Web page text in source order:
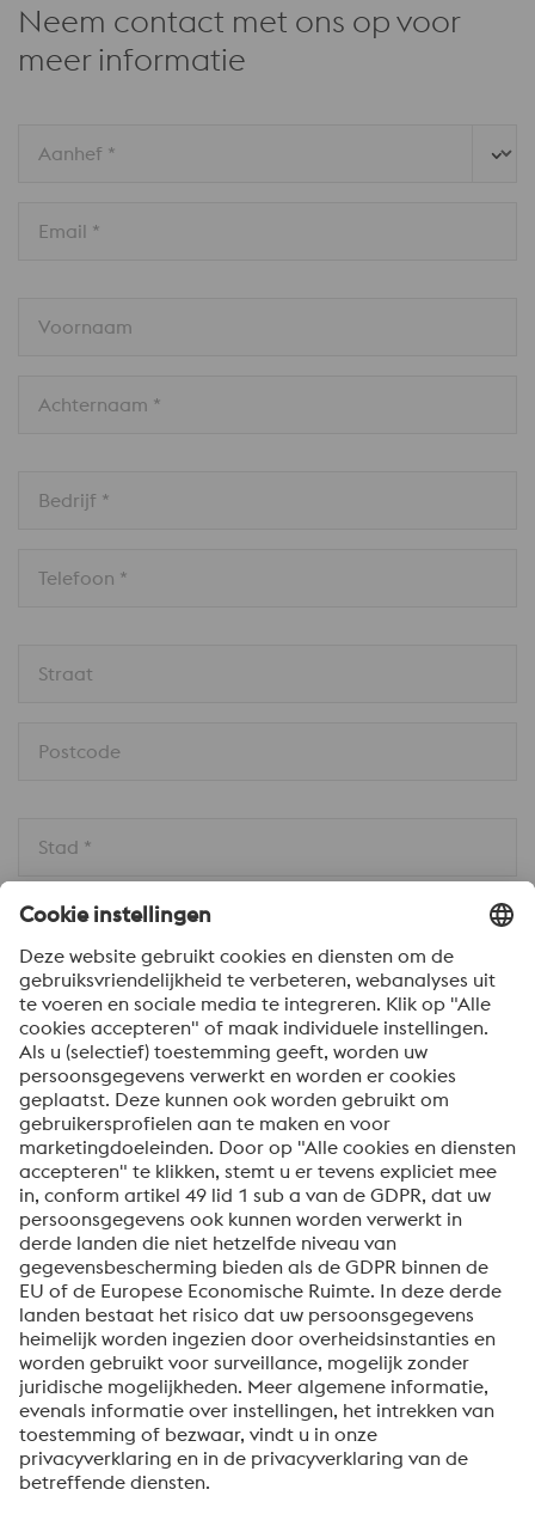
Neem contact met ons op voor
meer informatie
Aanhef *
Email *
Voornaam
Achternaam *
Bedrijf *
Telefoon *
Straat
Postcode
Stad *
Land *
Bericht *
Om informatie over onze producten en diensten te
ontvangen, op de hoogte te blijven van onze
evenementen en nog veel meer, accepteert u uw
abonnement op de Uddeholm-nieuwsbrief.
Verzenden
Anti-robotverificatie
Klik om te starten
Friendly Captcha ⇗